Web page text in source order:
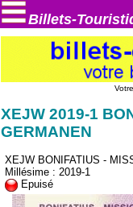
Billets-
XEJW 2019-1
GERMANEN
XEJW BONIFATIUS -
Millésime : 2019-1
Epuisé